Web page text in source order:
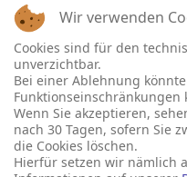
Jumping Fitness Intervall
16. Juli 2026
Jumping Fitness Erwachsene
16. Juli 2026
Kinderfest in Neukirchen
16. Juli 2026
Wir verwenden
Cookies sind für den
unverzichtbar.
Bei einer Ablehnung
Funktionseinschränkungen
Wenn Sie akzeptieren,
nach 30 Tagen, sofern Sie
die Cookies löschen.
Hierfür setzen wir nämlich